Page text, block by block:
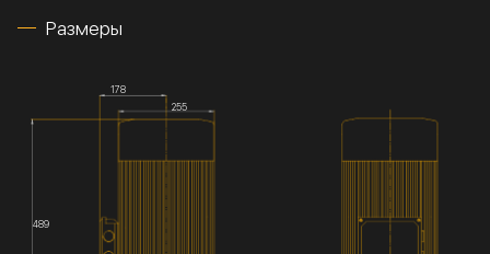
Размеры
178
255
489